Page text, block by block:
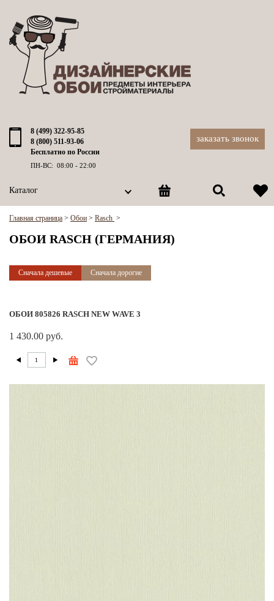
8 (499) 322-95-85
8 (800) 511-93-06
Бесплатно по России
ПН-ВС: 08:00 - 22:00
заказать звонок
Каталог
Главная страница > Обои > Rasch >
ОБОИ RASCH (ГЕРМАНИЯ)
Сначала дешевые Сначала дорогие
ОБОИ 805826 RASCH NEW WAVE 3
1 430.00 руб.